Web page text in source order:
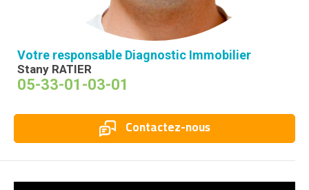
Votre responsable Diagnostic Immobilier
Stany RATIER
05-33-01-03-01
Contactez-nous